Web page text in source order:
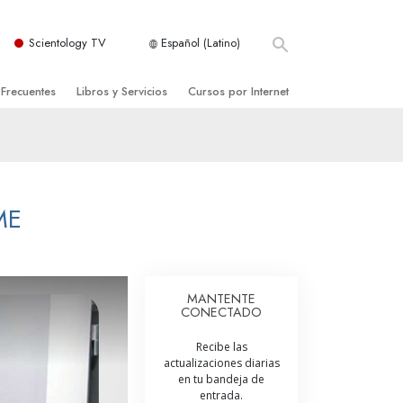
Scientology TV Español (Latino)
de Scientology
Libros y Servicios
Introductorias
Iniciales
Cursos por Internet
Ayudas para Enfermedades y Lesiones
La Integridad y la Honestidad
El Matrimonio
La Escala Tonal Emocional
MANTENTE
CONECTADO
Recibe las
actualizaciones diarias
en tu bandeja de
entrada.